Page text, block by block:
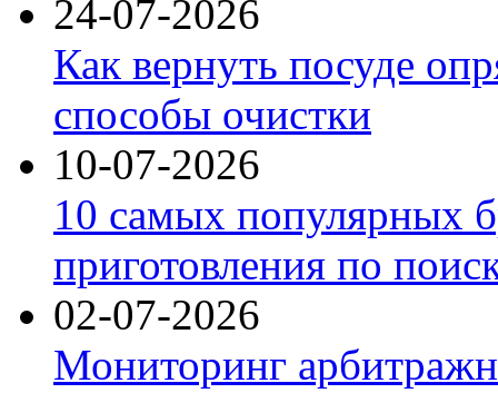
24-07-2026
Как вернуть посуде
способы очистки
10-07-2026
10 самых популярных
приготовления по
02-07-2026
Мониторинг